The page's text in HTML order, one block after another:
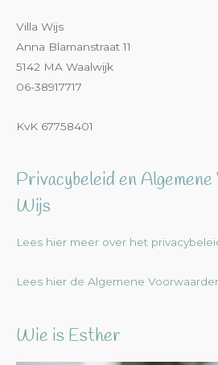
Villa Wijs
Anna Blamanstraat 11
5142 MA Waalwijk
06-38917717
KvK 67758401
Privacybeleid en
Wijs
Lees hier meer over het
Lees hier de Algemene
Wie is Esther